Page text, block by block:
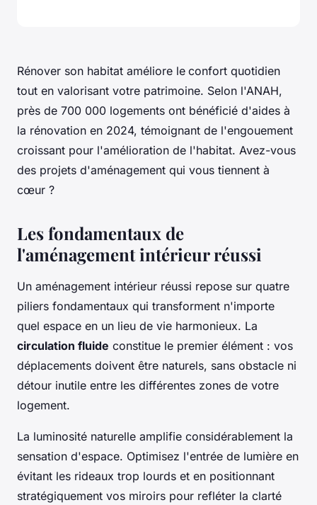
Rénover son habitat améliore le confort quotidien
tout en valorisant votre patrimoine. Selon l'ANAH,
près de 700 000 logements ont bénéficié d'aides à
la rénovation en 2024, témoignant de l'engouement
croissant pour l'amélioration de l'habitat. Avez-vous
des projets d'aménagement qui vous tiennent à
cœur ?
Les fondamentaux de
l'aménagement intérieur réussi
Un aménagement intérieur réussi repose sur quatre
piliers fondamentaux qui transforment n'importe
quel espace en un lieu de vie harmonieux. La
circulation fluide constitue le premier élément : vos
déplacements doivent être naturels, sans obstacle ni
détour inutile entre les différentes zones de votre
logement.
La luminosité naturelle amplifie considérablement la
sensation d'espace. Optimisez l'entrée de lumière en
évitant les rideaux trop lourds et en positionnant
stratégiquement vos miroirs pour refléter la clarté